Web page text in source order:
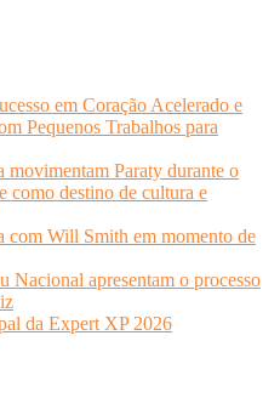
em Coração Acelerado e
Pequenos Trabalhos para
movimentam Paraty durante o
como destino de cultura e
com Will Smith em momento de
Nacional apresentam o processo
da Expert XP 2026